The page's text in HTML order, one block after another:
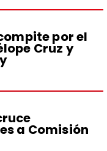
por el
Cruz y
a Comisión